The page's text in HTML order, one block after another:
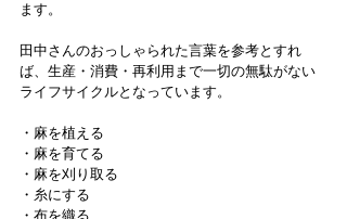
ます。
田中さんのおっしゃられた言葉を参考とすれ
ば、生産・消費・再利用まで一切の無駄がない
ライフサイクルとなっています。
・麻を植える
・麻を育てる
・麻を刈り取る
・糸にする
・布を織る